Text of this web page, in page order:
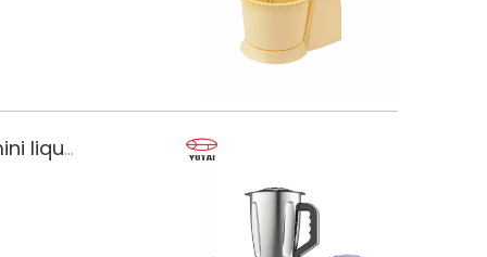
Desvendando o mundo dos liquidificadores comerciais, mini liquidificadores e liquidificadores manuais KitchenAid